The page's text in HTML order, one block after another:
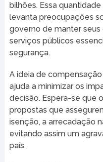
bilhões. Essa
levanta preocupações
governo de manter
serviços públicos
segurança.
A ideia de
ajuda a minimizar os
decisão. Espera-se que
propostas que
isenção, a arrecadação
evitando assim um
país.